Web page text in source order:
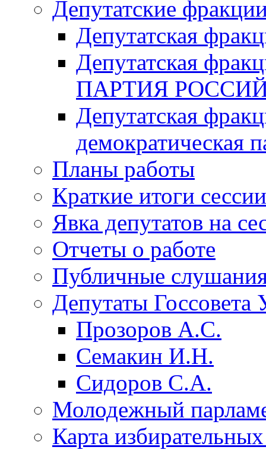
Депутатские
Депутатская
Депутатская
ПАРТИЯ
Депутатская
демократическая
Планы работы
Краткие итоги сессии
Явка депутатов на
Отчеты о работе
Публичные
Депутаты
Прозоров А.С.
Семакин И.Н.
Сидоров С.А.
Молодежный
Карта